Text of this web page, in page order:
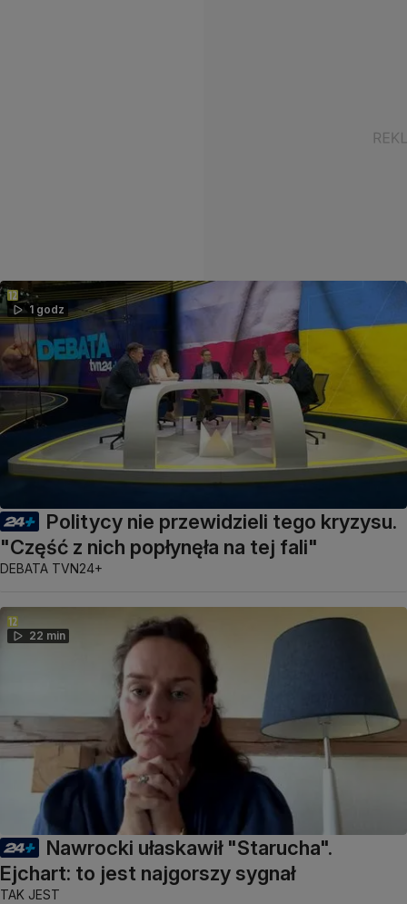
1 godz
Politycy nie przewidzieli tego kryzysu.
"Część z nich popłynęła na tej fali"
DEBATA TVN24+
22 min
Nawrocki ułaskawił "Starucha".
Ejchart: to jest najgorszy sygnał
TAK JEST